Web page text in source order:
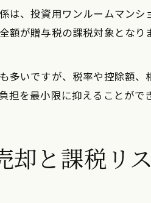
は、投資用ワンルームマン
額が贈与税の課税対象とな
多いですが、税率や控除額
を最小限に抑えることがで
却と課税リ